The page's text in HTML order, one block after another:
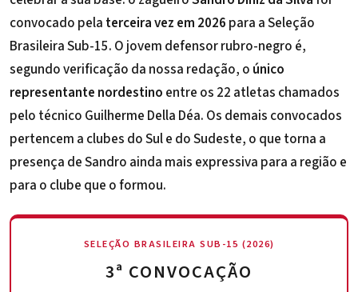
convocado pela terceira vez em 2026 para a Seleção
Brasileira Sub-15. O jovem defensor rubro-negro é,
segundo verificação da nossa redação, o único
representante nordestino entre os 22 atletas chamados
pelo técnico Guilherme Della Déa. Os demais convocados
pertencem a clubes do Sul e do Sudeste, o que torna a
presença de Sandro ainda mais expressiva para a região e
para o clube que o formou.
SELEÇÃO BRASILEIRA SUB-15 (2026)
3ª CONVOCAÇÃO